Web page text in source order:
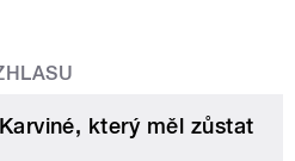
který měl zůstat